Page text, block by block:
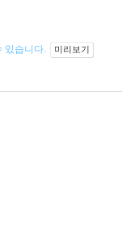
있습니다. 미리보기